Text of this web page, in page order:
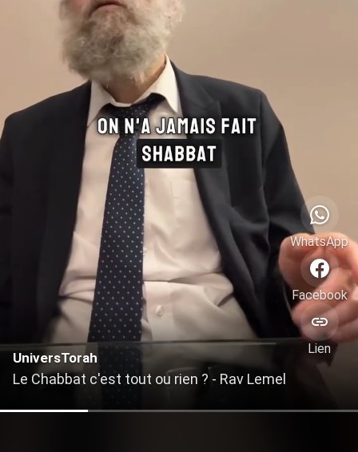
UniversTorah
Le Chabbat c'est tout ou rien ? - Rav Lemel
WhatsApp
Facebook
Lien